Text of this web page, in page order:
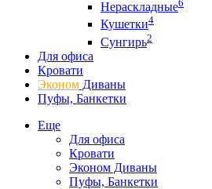
Нераскладные6
Кушетки4
Сунгирь2
Для офиса
Кровати
Эконом Диваны
Пуфы, Банкетки
Еще
Для офиса
Кровати
Эконом Диваны
Пуфы, Банкетки